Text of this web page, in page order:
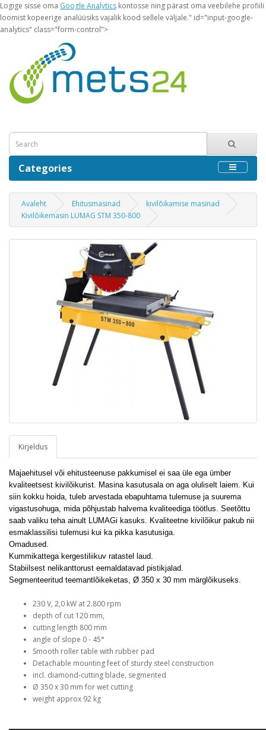
Logige sisse oma Google Analytics kontosse ning pärast oma veebilehe profiili
loomist kopeerige analüüsiks vajalik kood sellele väljale." id="input-google-
analytics" class="form-control">
Categories
Avaleht Ehitusmasinad
kivilõikamise masinad
Kivilõikemasin LUMAG STM 350-800
Kirjeldus
Majaehitusel või ehitusteenuse pakkumisel ei saa üle ega ümber
kvaliteetsest kivilõikurist. Masina kasutusala on aga oluliselt laiem. Kui
siin kokku hoida, tuleb arvestada ebapuhtama tulemuse ja suurema
vigastusohuga, mida põhjustab halvema kvaliteediga töötlus. Seetõttu
saab valiku teha ainult LUMAGi kasuks. Kvaliteetne kivilõikur pakub nii
esmaklassilisi tulemusi kui ka pikka kasutusiga.
Omadused.
Kummikattega kergestiliikuv ratastel laud.
Stabiilsest nelikanttorust eemaldatavad pistikjalad.
Segmenteeritud teemantlõikeketas, Ø 350 x 30 mm märglõikuseks.
230 V, 2,0 kW at 2.800 rpm
depth of cut 120 mm,
cutting length 800 mm
angle of slope 0 - 45°
Smooth roller table with rubber pad
Detachable mounting feet of sturdy steel construction
incl. diamond-cutting blade, segmented
Ø 350 x 30 mm for wet cutting
weight approx 92 kg